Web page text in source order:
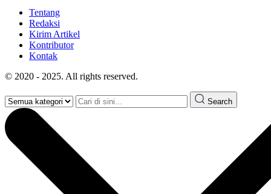
Tentang
Redaksi
Kirim Artikel
Kontributor
Kontak
© 2020 - 2025. All rights reserved.
Search